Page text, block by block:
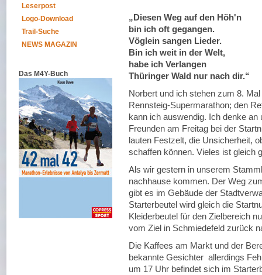
Leserpost
Logo-Download
Trail-Suche
NEWS MAGAZIN
Das M4Y-Buch
„Diesen Weg auf den Höh'n
bin ich oft gegangen.
Vöglein sangen Lieder.
Bin ich weit in der Welt,
habe ich Verlangen
Thüringer Wald nur nach dir.“
Norbert und ich stehen zum 8.
Rennsteig-Supermarathon; den
kann ich auswendig. Ich denke
Freunden am Freitag bei der
lauten Festzelt, die Unsicherheit,
schaffen können. Vieles ist gleich
Als wir gestern in unserem
nachhause kommen. Der Weg
gibt es im Gebäude der
Starterbeutel wird gleich die
Kleiderbeutel für den Zielbereich
vom Ziel in Schmiedefeld zurück
Die Kaffees am Markt und der
bekannte Gesichter allerdings
um 17 Uhr befindet sich im